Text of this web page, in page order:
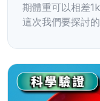
期體重可以相差
這次我們要探討